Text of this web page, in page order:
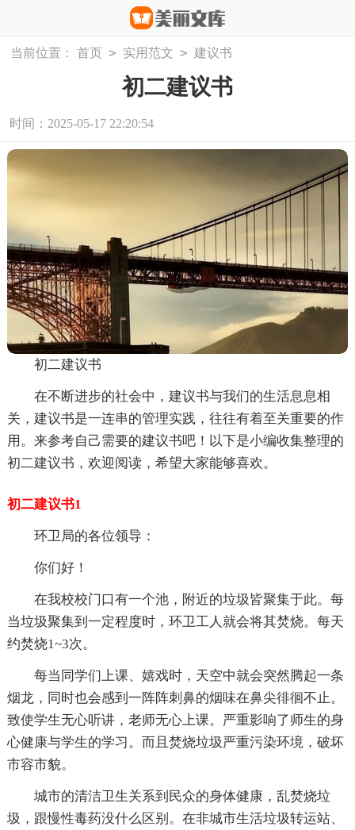
当前位置： 首页 > 实用范文 > 建议书
初二建议书
时间：2025-05-17 22:20:54
初二建议书
在不断进步的社会中，建议书与我们的生活息息相
关，建议书是一连串的管理实践，往往有着至关重要的作
用。来参考自己需要的建议书吧！以下是小编收集整理的
初二建议书，欢迎阅读，希望大家能够喜欢。
初二建议书1
环卫局的各位领导：
你们好！
在我校校门口有一个池，附近的垃圾皆聚集于此。每
当垃圾聚集到一定程度时，环卫工人就会将其焚烧。每天
约焚烧1~3次。
每当同学们上课、嬉戏时，天空中就会突然腾起一条
烟龙，同时也会感到一阵阵刺鼻的烟味在鼻尖徘徊不止。
致使学生无心听讲，老师无心上课。严重影响了师生的身
心健康与学生的学习。而且焚烧垃圾严重污染环境，破坏
市容市貌。
城市的清洁卫生关系到民众的身体健康，乱焚烧垃
圾，跟慢性毒药没什么区别。在非城市生活垃圾转运站、